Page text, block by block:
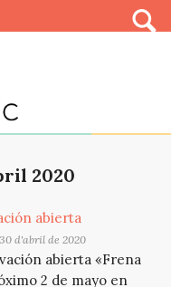
2020
abierta
30 d'abril de 2020
abierta «Frena
2 de mayo en